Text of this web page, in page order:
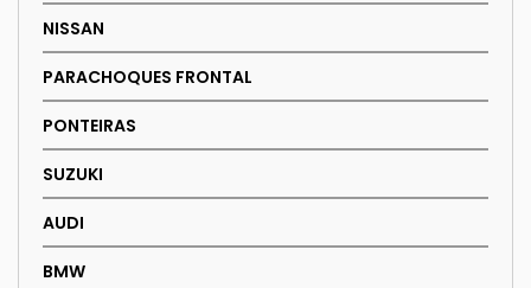
NISSAN
PARACHOQUES FRONTAL
PONTEIRAS
SUZUKI
AUDI
BMW